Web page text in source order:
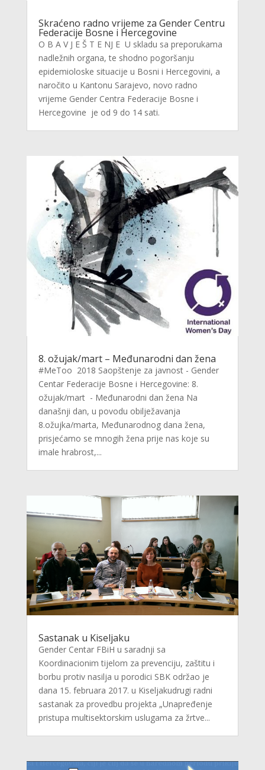
Skraćeno radno vrijeme za Gender Centru
Federacije Bosne i Hercegovine
O B A V J E Š T E NJ E U skladu sa preporukama
nadležnih organa, te shodno pogoršanju
epidemioloske situacije u Bosni i Hercegovini, a
naročito u Kantonu Sarajevo, novo radno
vrijeme Gender Centra Federacije Bosne i
Hercegovine je od 9 do 14 sati.
8. ožujak/mart – Međunarodni dan žena
#MeToo 2018 Saopštenje za javnost - Gender
Centar Federacije Bosne i Hercegovine: 8.
ožujak/mart - Međunarodni dan žena Na
današnji dan, u povodu obilježavanja
8.ožujka/marta, Međunarodnog dana žena,
prisjećamo se mnogih žena prije nas koje su
imale hrabrost,...
Sastanak u Kiseljaku
Gender Centar FBiH u saradnji sa
Koordinacionim tijelom za prevenciju, zaštitu i
borbu protiv nasilja u porodici SBK održao je
dana 15. februara 2017. u Kiseljakudrugi radni
sastanak za provedbu projekta „Unapređenje
pristupa multisektorskim uslugama za žrtve...